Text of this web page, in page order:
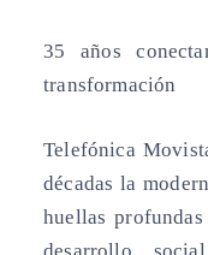
35 años
transformación
Telefónica
décadas la
huellas
desarrollo